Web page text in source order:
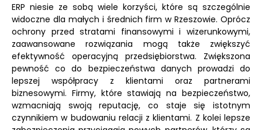
ERP niesie ze sobą wiele korzyści, które są szczególnie
widoczne dla małych i średnich firm w Rzeszowie. Oprócz
ochrony przed stratami finansowymi i wizerunkowymi,
zaawansowane rozwiązania mogą także zwiększyć
efektywność operacyjną przedsiębiorstwa. Zwiększona
pewność co do bezpieczeństwa danych prowadzi do
lepszej współpracy z klientami oraz partnerami
biznesowymi. Firmy, które stawiają na bezpieczeństwo,
wzmacniają swoją reputację, co staje się istotnym
czynnikiem w budowaniu relacji z klientami. Z kolei lepsze